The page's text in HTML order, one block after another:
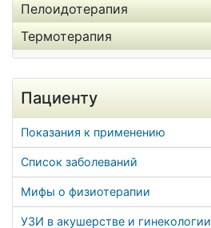
Пелоидотерапия
Термотерапия
Пациенту
Показания к применению
Список заболеваний
Мифы о физиотерапии
УЗИ в акушерстве и гинекологии